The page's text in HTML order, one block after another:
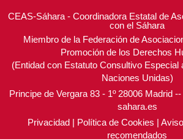
CEAS-Sáhara - Coordinadora Estatal de
con el Sáhara
Miembro de la Federación de
Promoción de los Derechos
(Entidad con Estatuto Consultivo Especial
Naciones Unidas)
Principe de Vergara 83 - 1º 28006 Madrid
sahara.es
Privacidad| Política de Cookies |
recomendados